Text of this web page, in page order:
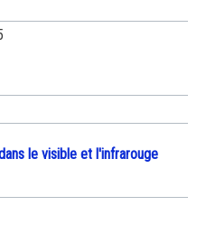
le visible et l'infrarouge